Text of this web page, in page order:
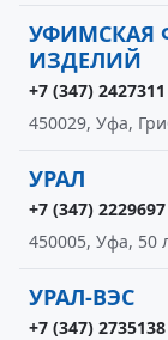
УФИМСКАЯ
ИЗДЕЛИЙ
+7 (347) 2427311
450029, Уфа,
УРАЛ
+7 (347) 2229697
450005, Уфа, 50
УРАЛ-ВЭС
+7 (347) 2735138